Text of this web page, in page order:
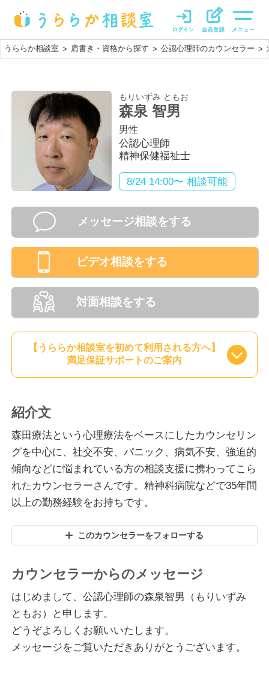
うららか相談室 > 肩書き・資格から探す > 公認心理師のカウンセラー >
もりいずみ ともお
森泉 智男
男性
公認心理師
精神保健福祉士
8/24 14:00〜 相談可能
メッセージ相談をする
ビデオ相談をする
対面相談をする
【うららか相談室を初めて利用される方へ】
満足保証サポートのご案内
紹介文
森田療法という心理療法をベースにしたカウンセリン
グを中心に、社交不安、パニック、病気不安、強迫的
傾向などに悩まれている方の相談支援に携わってこら
れたカウンセラーさんです。精神科病院などで35年間
以上の勤務経験をお持ちです。
このカウンセラーをフォローする
カウンセラーからのメッセージ
はじめまして、公認心理師の森泉智男（もりいずみ
ともお）と申します。
どうぞよろしくお願いいたします。
メッセージをご覧いただきありがとうございます。